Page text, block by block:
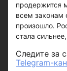
продержится
всем законам
произошло.
стала
Следите за
Telegram-